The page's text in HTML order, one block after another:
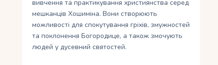
вивчення та практикування християнства серед
мешканців Хошиміна. Вони створюють
можливості для спокутування гріхів, змужностей
та поклонення Богородице, а також змочують
людей у дусевний святостей.